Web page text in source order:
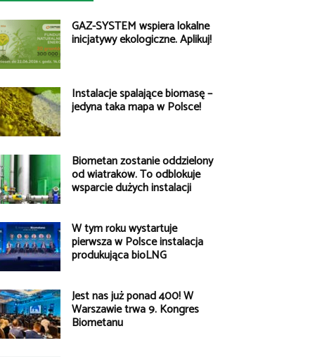
GAZ-SYSTEM wspiera lokalne
inicjatywy ekologiczne. Aplikuj!
Instalacje spalające biomasę –
jedyna taka mapa w Polsce!
Biometan zostanie oddzielony
od wiatraków. To odblokuje
wsparcie dużych instalacji
W tym roku wystartuje
pierwsza w Polsce instalacja
produkująca bioLNG
Jest nas już ponad 400! W
Warszawie trwa 9. Kongres
Biometanu